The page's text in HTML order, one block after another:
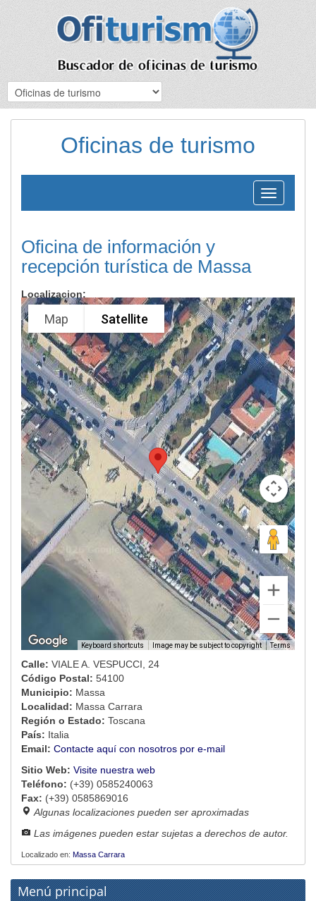
Oficinas de turismo
Toggle
navigation
Oficina de información y
recepción turística de Massa
Localizacion:
Map Satellite
Keyboard shortcuts Image may be subject to copyright Terms
Calle: VIALE A. VESPUCCI, 24
Código Postal: 54100
Municipio: Massa
Localidad: Massa Carrara
Región o Estado: Toscana
País: Italia
Email: Contacte aquí con nosotros por e-mail
Sitio Web: Visite nuestra web
Teléfono: (+39) 0585240063
Fax: (+39) 0585869016
Algunas localizaciones pueden ser aproximadas
Las imágenes pueden estar sujetas a derechos de autor.
Localizado en: Massa Carrara
Menú principal